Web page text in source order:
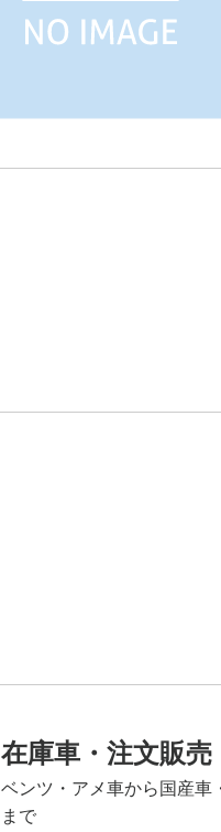
在庫車・注文販売
ベンツ・アメ車から国産車
まで